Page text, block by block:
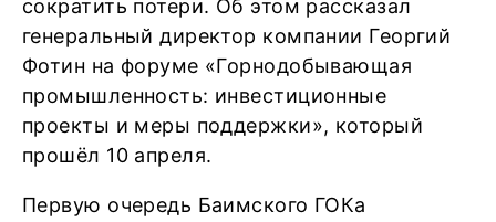
сократить потери. Об этом рассказал
генеральный директор компании Георгий
Фотин на форуме «Горнодобывающая
промышленность: инвестиционные
проекты и меры поддержки», который
прошёл 10 апреля.
Первую очередь Баимского ГОКа